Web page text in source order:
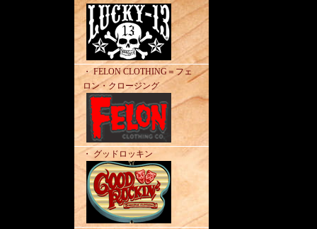
・ FELON CLOTHING＝フェ
ロン・クロージング
・ グッドロッキン